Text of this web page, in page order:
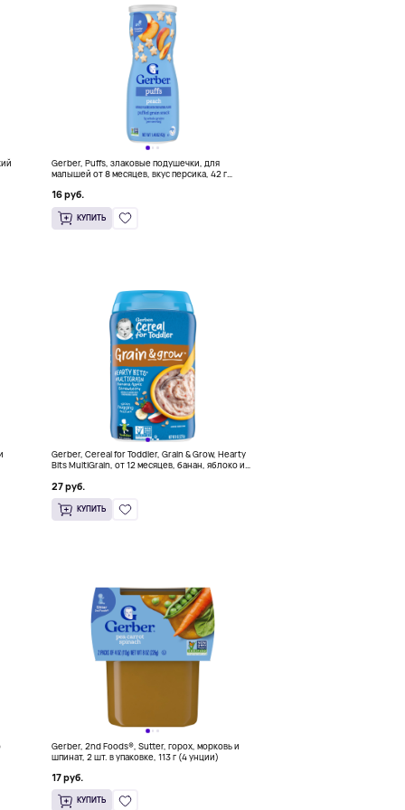
Gerber, Puffs, злаковые подушечки, для
малышей от 8 месяцев, вкус персика, 42 г
16 руб.
КУПИТЬ
Gerber, Cereal for Toddler, Grain & Grow, Hearty
Bits MultiGrain, от 12 месяцев, банан, яблоко и
27 руб.
КУПИТЬ
Gerber, 2nd Foods®, Sutter, горох, морковь и
шпинат, 2 шт. в упаковке, 113 г (4 унции)
17 руб.
КУПИТЬ